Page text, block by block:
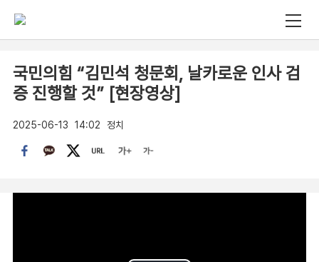
국민의힘 “김민석 청문회, 날카로운 인사 검
증 진행할 것” [현장영상]
2025-06-13 14:02 정치